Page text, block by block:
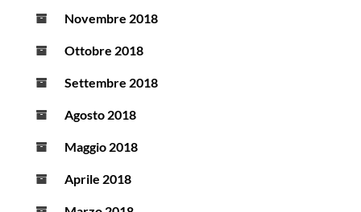
Novembre 2018
Ottobre 2018
Settembre 2018
Agosto 2018
Maggio 2018
Aprile 2018